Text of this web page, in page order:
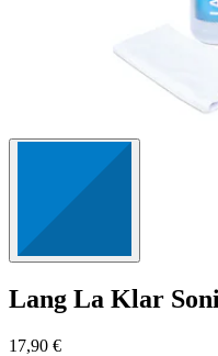
Lang La Klar
17,90 €